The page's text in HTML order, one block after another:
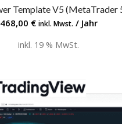
4.89
Template V5 (MetaTrader
468,00 € inkl. Mwst. / Jahr
inkl. 19 % MwSt.